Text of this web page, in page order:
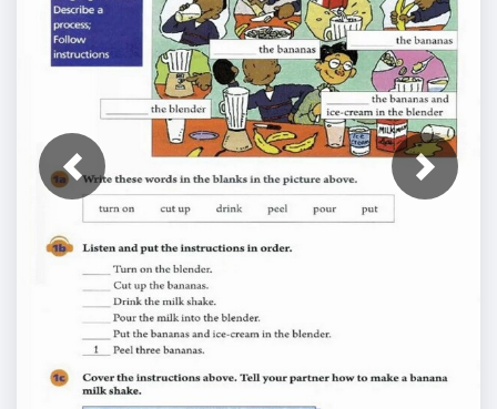
上一张 下一张